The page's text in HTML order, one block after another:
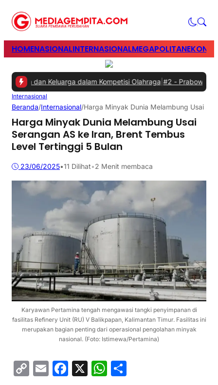
HOMENASIONALINTERNASIONALMEGAPOLITAN
dan Keluarga dalam Kompetisi Olahraga|#2 -Prabowo Minta
Internasional
Beranda/Internasional/Harga Minyak Dunia Melambung Usai
Harga Minyak Dunia Melambung Usai
Serangan AS ke Iran, Brent Tembus
Level Tertinggi 5 Bulan
23/06/2025•11 Dilihat•2 Menit membaca
Karyawan Pertamina tengah mengawasi tangki penyimpanan di
fasilitas Refinery Unit (RU) V Balikpapan, Kalimantan Timur. Fasilitas ini
merupakan bagian penting dari operasional pengolahan minyak
nasional. (Foto: Istimewa/Pertamina)
C
E
F
X
W